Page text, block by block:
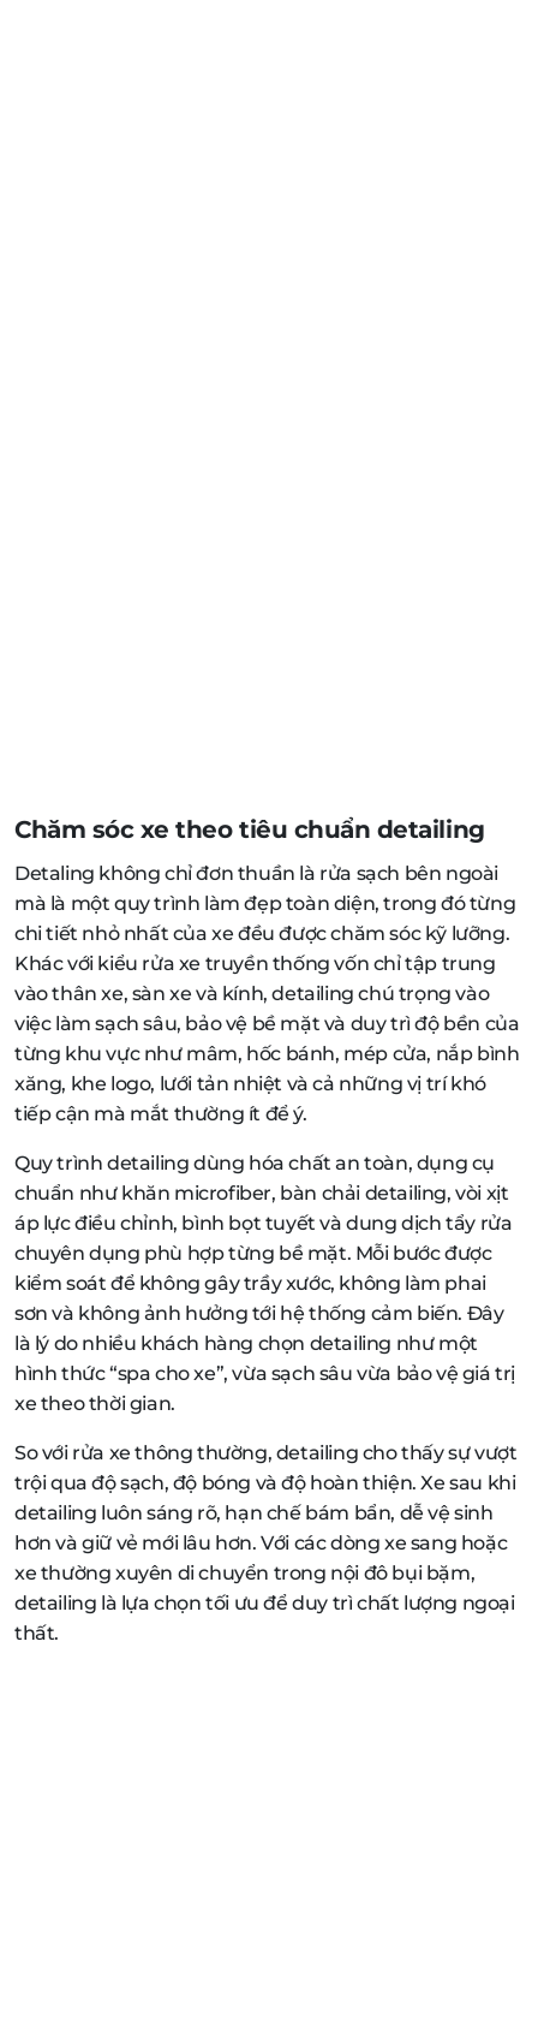
Chăm sóc xe theo tiêu chuẩn detailing
Detaling không chỉ đơn thuần là rửa sạch bên ngoài
mà là một quy trình làm đẹp toàn diện, trong đó từng
chi tiết nhỏ nhất của xe đều được chăm sóc kỹ lưỡng.
Khác với kiểu rửa xe truyền thống vốn chỉ tập trung
vào thân xe, sàn xe và kính, detailing chú trọng vào
việc làm sạch sâu, bảo vệ bề mặt và duy trì độ bền của
từng khu vực như mâm, hốc bánh, mép cửa, nắp bình
xăng, khe logo, lưới tản nhiệt và cả những vị trí khó
tiếp cận mà mắt thường ít để ý.
Quy trình detailing dùng hóa chất an toàn, dụng cụ
chuẩn như khăn microfiber, bàn chải detailing, vòi xịt
áp lực điều chỉnh, bình bọt tuyết và dung dịch tẩy rửa
chuyên dụng phù hợp từng bề mặt. Mỗi bước được
kiểm soát để không gây trầy xước, không làm phai
sơn và không ảnh hưởng tới hệ thống cảm biến. Đây
là lý do nhiều khách hàng chọn detailing như một
hình thức “spa cho xe”, vừa sạch sâu vừa bảo vệ giá trị
xe theo thời gian.
So với rửa xe thông thường, detailing cho thấy sự vượt
trội qua độ sạch, độ bóng và độ hoàn thiện. Xe sau khi
detailing luôn sáng rõ, hạn chế bám bẩn, dễ vệ sinh
hơn và giữ vẻ mới lâu hơn. Với các dòng xe sang hoặc
xe thường xuyên di chuyển trong nội đô bụi bặm,
detailing là lựa chọn tối ưu để duy trì chất lượng ngoại
thất.